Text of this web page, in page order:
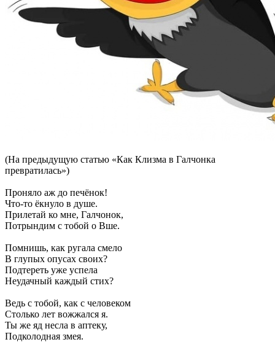
(На предыдущую статью «Как Клизма в Галчонка
превратилась»)
Проняло аж до печёнок!
Что-то ёкнуло в душе.
Прилетай ко мне, Галчонок,
Потрындим с тобой о Вше.
Помнишь, как ругала смело
В глупых опусах своих?
Подтереть уже успела
Неудачный каждый стих?
Ведь с тобой, как с человеком
Столько лет вожжался я.
Ты же яд несла в аптеку,
Подколодная змея.